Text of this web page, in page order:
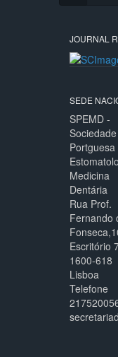
JOURNAL
SEDE
SPEMD -
Sociedade
Portguesa
Medicina
Dentária
Rua Prof.
Fernando
Escritório
1600-618
Lisboa
Telefone